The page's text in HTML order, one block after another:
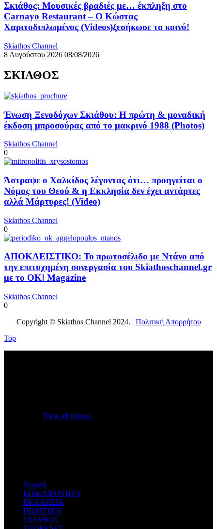
Σκιάθος: Μουσικές βραδιές με… έκπληξη στο
Carnayo Restaurant – Ο Κώστας
Χαριτοδιπλωμένος (Videos)ξεσήκωσε το κοινό!
Skiathos Channel
8 Αυγούστου 2026 08/08/2026
ΣΚΙΑΘΟΣ
Ένωση Ξενοδόχων Σκιάθου: Η πρώτη & μοναδική
έκδοση μπροσούρας από το μακρινό 1988 (Photos)
Skiathos Channel
0
Άστραψε ο Χαλκίδος λέγοντας ότι… προηγείται ο
Νόμος του Θεού & η Εκκλησία δεν έχει αντάρτες
αλλά Μάρτυρες! (Video)
Skiathos Channel
0
ΑΠΟΚΛΕΙΣΤΙΚΟ: Το πρωτοσέλιδο με Ντάνο από
την επιτυχημένη συνεργασία του Skiathoschannel.gr
με το OK! Magazine
Skiathos Channel
0
Copyright © Skiathos Channel 2024. | Πολιτική Απορρήτου
Top
View all videos
Αρχική
ΕΠΙΚΑΙΡΟΤΗΤΑ
ΕΚΚΛΗΣΙΑ
ΠΟΛΙΤΙΚΗ
ΣΚΙΑΘΟΣ